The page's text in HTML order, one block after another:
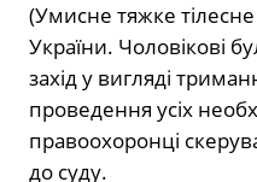
(Умисне тяжке
України. Чоловікові
захід у вигляді
проведення усіх
правоохоронці
до суду.